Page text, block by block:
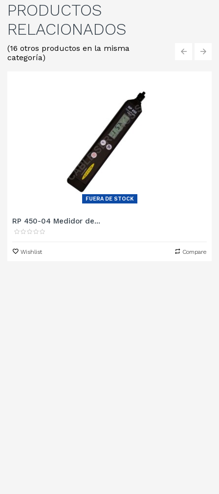
PRODUCTOS
RELACIONADOS
(16 otros productos en la misma
categoría)
FUERA DE STOCK
RP 450-04 Medidor de...
Wishlist Compare